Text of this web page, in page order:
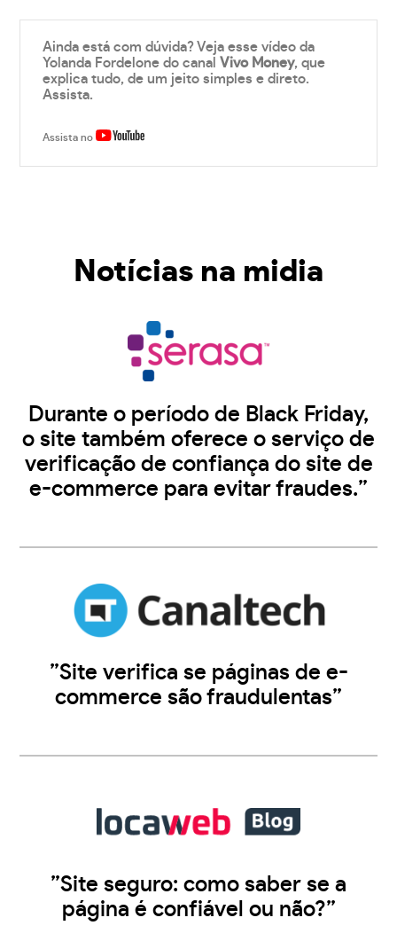
Ainda está com dúvida? Veja esse vídeo da
Yolanda Fordelone do canalVivo Money, que
explica tudo, de um jeito simples e direto.
Assista.
Assista no
Notícias na midia
Durante o período de Black Friday,
o site também oferece o serviço de
verificação de confiança do site de
e-commerce para evitar fraudes.”
”Site verifica se páginas de e-
commerce são fraudulentas”
”Site seguro: como saber se a
página é confiável ou não?”